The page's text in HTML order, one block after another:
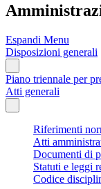
Espandi Menu
Disposizioni generali
Piano triennale per
Atti generali
Riferimenti
Atti
Documenti di
Statuti e leggi
Codice